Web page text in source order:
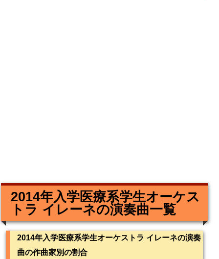
2014年入学医療系学生オーケス
トラ イレーネの演奏曲一覧
2014年入学医療系学生オーケストラ イレーネの演奏
曲の作曲家別の割合